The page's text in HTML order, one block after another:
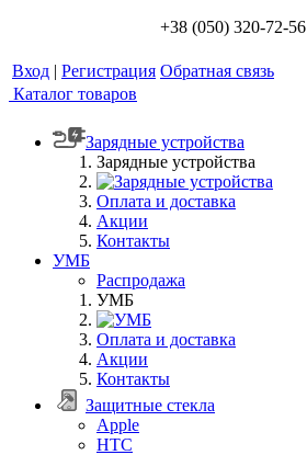
+38 (050) 320-72-56
Вход | Регистрация Обратная связь
Каталог товаров
Зарядные устройства
Зарядные устройства
Оплата и доставка
Акции
Контакты
УМБ
Распродажа
УМБ
Оплата и доставка
Акции
Контакты
Защитные стекла
Apple
HTC